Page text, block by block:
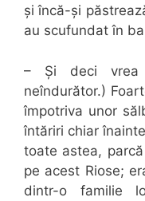
și încă-și
au scufundat în
– Și deci vrea
neîndurător.)
împotriva unor
întăriri chiar
toate astea,
pe acest Riose;
dintr-o familie